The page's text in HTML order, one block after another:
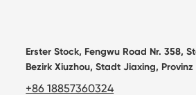
Erster Stock, Fengwu Road Nr. 358,
Bezirk Xiuzhou, Stadt Jiaxing, Provinz
+86 18857360324